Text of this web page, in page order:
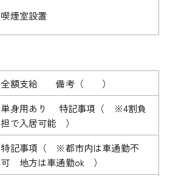
喫煙室設置
全額支給 備考（ ）
単身用あり 特記事項（ ※4割負
担で入居可能 ）
特記事項（ ※都市内は車通勤不
可 地方は車通勤ok ）